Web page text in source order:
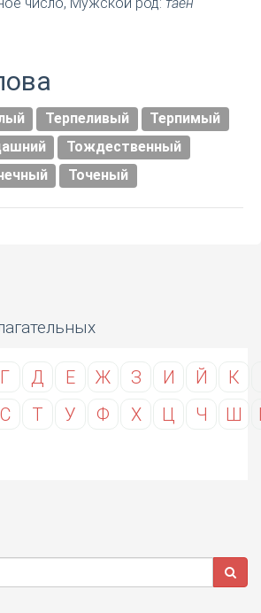
Терпеливый
Терпимый
Тождественный
Точеный
Г Д Е Ж З И Й К
С Т У Ф Х Ц Ч Ш